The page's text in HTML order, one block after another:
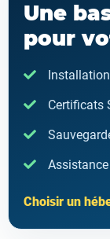
Une
pour
Certificats
Choisir un